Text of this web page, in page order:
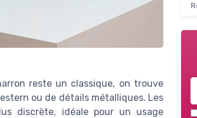
reste un classique, on trouve
ou de détails métalliques. Les
discrète, idéale pour un usage